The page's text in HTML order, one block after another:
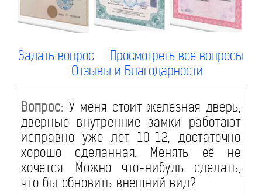
Задать вопрос
Просмотреть все вопросы
Отзывы и Благодарности
Вопрос: У меня стоит железная дверь,
дверные внутренние замки работают
исправно уже лет 10-12, достаточно
хорошо сделанная. Менять её не
хочется. Можно что-нибудь сделать,
что бы обновить внешний вид?